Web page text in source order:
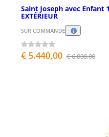
Saint Joseph avec Enfant
EXTÉRIEUR
SUR COMMANDE
€ 5.440,00 € 6.800,00